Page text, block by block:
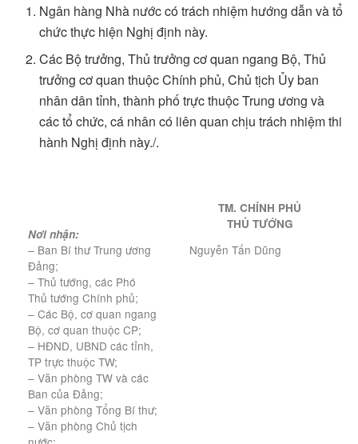
Ngân hàng Nhà nước có trách nhiệm hướng dẫn và tổ
chức thực hiện Nghị định này.
Các Bộ trưởng, Thủ trưởng cơ quan ngang Bộ, Thủ
trưởng cơ quan thuộc Chính phủ, Chủ tịch Ủy ban
nhân dân tỉnh, thành phố trực thuộc Trung ương và
các tổ chức, cá nhân có liên quan chịu trách nhiệm thi
hành Nghị định này./.
Nơi nhận:
– Ban Bí thư Trung ương
Đảng;
– Thủ tướng, các Phó
Thủ tướng Chính phủ;
– Các Bộ, cơ quan ngang
Bộ, cơ quan thuộc CP;
– HĐND, UBND các tỉnh,
TP trực thuộc TW;
– Văn phòng TW và các
Ban của Đảng;
– Văn phòng Tổng Bí thư;
– Văn phòng Chủ tịch
TM. CHÍNH PHỦ
THỦ TƯỚNG
Nguyễn Tấn Dũng